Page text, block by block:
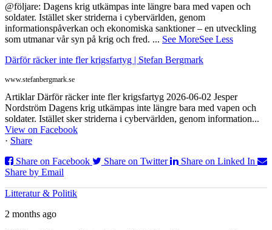
@följare: Dagens krig utkämpas inte längre bara med vapen och
soldater. Istället sker striderna i cybervärlden, genom
informationspåverkan och ekonomiska sanktioner – en utveckling
som utmanar vår syn på krig och fred. ... See MoreSee Less
Därför räcker inte fler krigsfartyg | Stefan Bergmark
www.stefanbergmark.se
Artiklar Därför räcker inte fler krigsfartyg 2026-06-02 Jesper
Nordström Dagens krig utkämpas inte längre bara med vapen och
soldater. Istället sker striderna i cybervärlden, genom information...
View on Facebook
· Share
Share on Facebook
Share on Twitter
Share on Linked In
Share by Email
Litteratur & Politik
2 months ago